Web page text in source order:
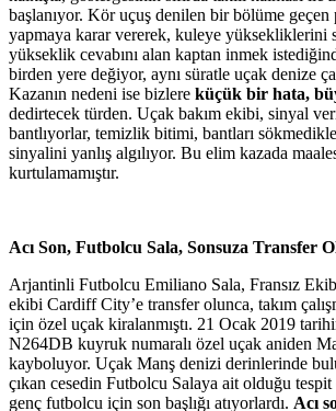
başlanıyor. Kör uçuş denilen bir bölüme
yapmaya karar vererek, kuleye yüksekliklerini
yükseklik cevabını alan kaptan inmek
birden yere değiyor, aynı süratle uçak denize
Kazanın nedeni ise bizlere küçük bir hata,
dedirtecek türden. Uçak bakım ekibi, sinyal
bantlıyorlar, temizlik bitimi, bantları
sinyalini yanlış algılıyor. Bu elim kazada
kurtulamamıştır.
Acı Son, Futbolcu Sala, Sonsuza Transfer
Arjantinli Futbolcu Emiliano Sala, Fransız
ekibi Cardiff City’e transfer olunca, takım
için özel uçak kiralanmıştı. 21 Ocak 2019
N264DB kuyruk numaralı özel uçak aniden
kayboluyor. Uçak Manş denizi derinlerinde
çıkan cesedin Futbolcu Salaya ait olduğu
genç futbolcu için son başlığı atıyorlardı. Acı